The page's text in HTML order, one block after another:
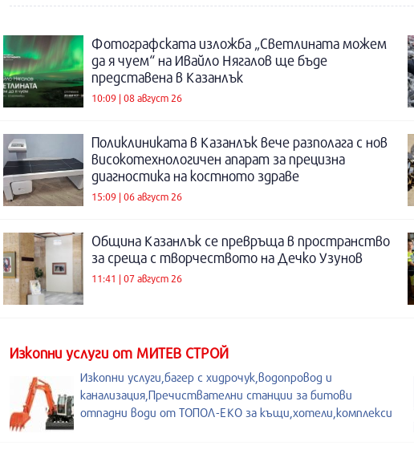
Фотографската изложба „Светлината можем
да я чуем“ на Ивайло Нягалов ще бъде
представена в Казанлък
10:09 | 08 август 26
Поликлиниката в Казанлък вече разполага с нов
високотехнологичен апарат за прецизна
диагностика на костното здраве
15:09 | 06 август 26
Община Казанлък се превръща в пространство
за среща с творчеството на Дечко Узунов
11:41 | 07 август 26
Изкопни услуги от МИТЕВ СТРОЙ
Изкопни услуги,багер с хидрочук,водопровод и
канализация,Пречиствателни станции за битови
отпадни води от ТОПОЛ-ЕКО за къщи,хотели,комплекси